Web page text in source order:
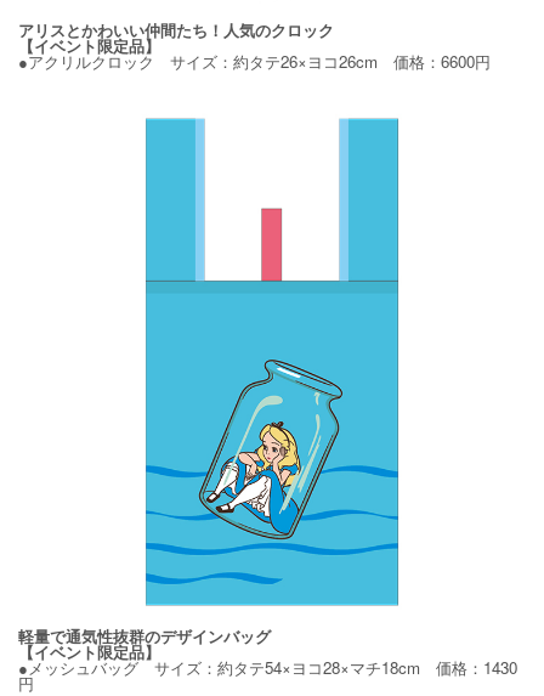
アリスとかわいい仲間たち！人気のクロック
【イベント限定品】
●アクリルクロック サイズ：約タテ26×ヨコ26cm 価格：6600円
軽量で通気性抜群のデザインバッグ
【イベント限定品】
●メッシュバッグ サイズ：約タテ54×ヨコ28×マチ18cm 価格：1430
円